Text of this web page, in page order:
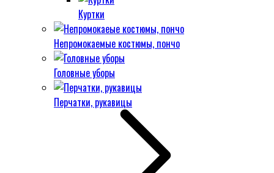
Куртки
Непромокаемые костюмы, пончо
Головные уборы
Перчатки, рукавицы